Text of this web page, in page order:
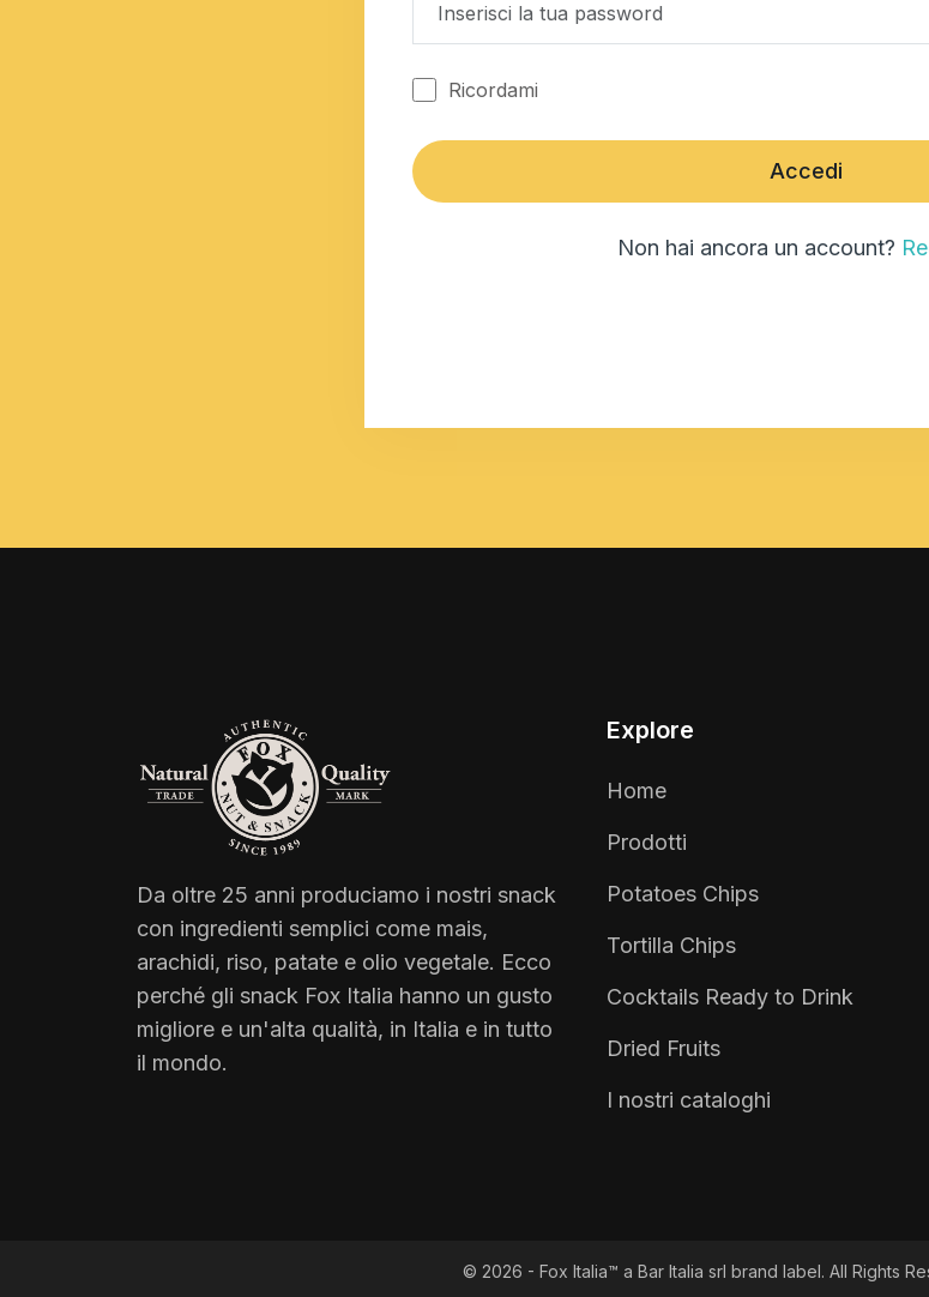
Ricordami
Accedi
Non hai ancora un account?
Da oltre 25 anni produciamo i nostri snack
con ingredienti semplici come mais,
arachidi, riso, patate e olio vegetale. Ecco
perché gli snack Fox Italia hanno un gusto
migliore e un'alta qualità, in Italia e in tutto
il mondo.
Explore
Home
Prodotti
Potatoes Chips
Tortilla Chips
Cocktails Ready to Drink
Dried Fruits
I nostri cataloghi
© 2026 - Fox Italia™ a Bar Italia srl brand label. All Rights